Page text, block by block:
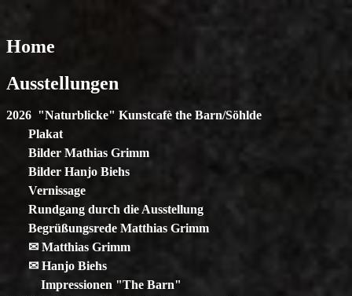
Home
Ausstellungen
2026 "Naturblicke" Kunstcafè the Barn/Söhlde
Plakat
Bilder Mathias Grimm
Bilder Hanjo Biehs
Vernissage
Rundgang durch die Ausstellung
Begrüßungsrede Matthias Grimm
✉ Matthias Grimm
✉ Hanjo Biehs
Impressionen "The Barn"